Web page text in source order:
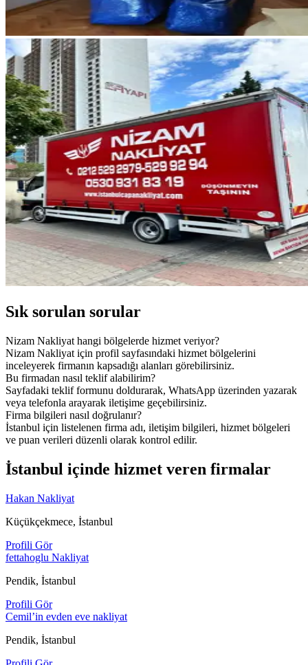
Sık sorulan sorular
Nizam Nakliyat hangi bölgelerde hizmet veriyor?
Nizam Nakliyat için profil sayfasındaki hizmet bölgelerini
inceleyerek firmanın kapsadığı alanları görebilirsiniz.
Bu firmadan nasıl teklif alabilirim?
Sayfadaki teklif formunu doldurarak, WhatsApp üzerinden yazarak
veya telefonla arayarak iletişime geçebilirsiniz.
Firma bilgileri nasıl doğrulanır?
İstanbul için listelenen firma adı, iletişim bilgileri, hizmet bölgeleri
ve puan verileri düzenli olarak kontrol edilir.
İstanbul içinde hizmet veren firmalar
Hakan Nakliyat
Küçükçekmece, İstanbul
Profili Gör
fettahoglu Nakliyat
Pendik, İstanbul
Profili Gör
Cemil’in evden eve nakliyat
Pendik, İstanbul